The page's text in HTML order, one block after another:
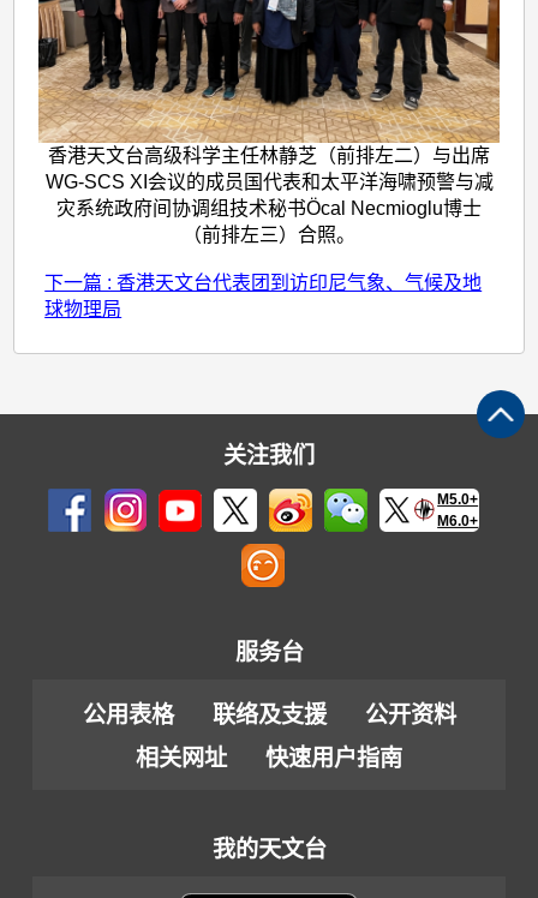
香港天文台高级科学主任林静芝（前排左二）与出席
WG-SCS XI会议的成员国代表和太平洋海啸预警与减
灾系统政府间协调组技术秘书Öcal Necmioglu博士
（前排左三）合照。
下一篇 : 香港天文台代表团到访印尼气象、气候及地
球物理局
关注我们
M5.0+
M6.0+
服务台
公用表格 联络及支援
公开资料
相关网址
快速用户指南
我的天文台